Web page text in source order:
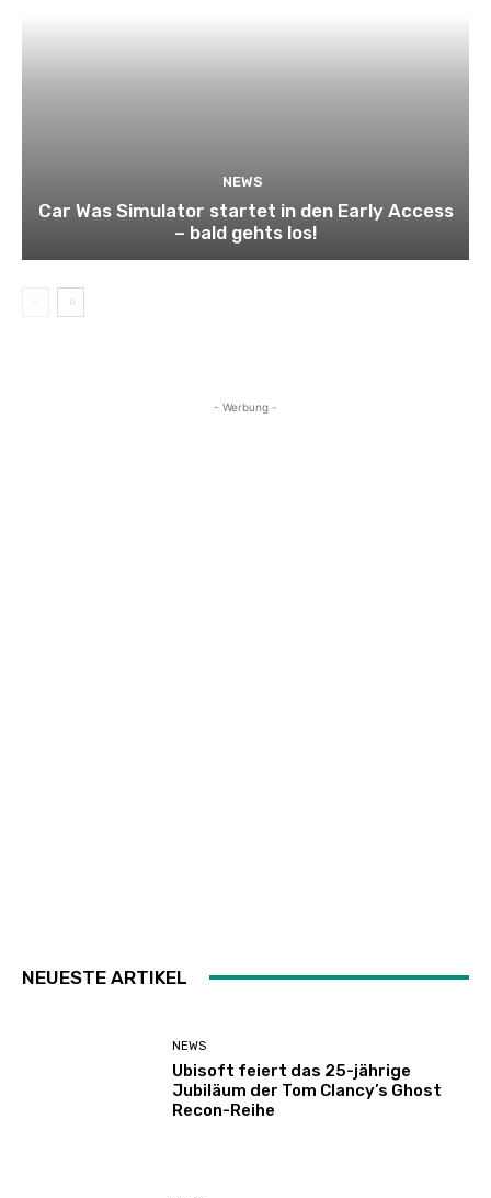
NEWS
Car Was Simulator startet in den Early Access
– bald gehts los!
- Werbung -
NEUESTE ARTIKEL
NEWS
Ubisoft feiert das 25-jährige
Jubiläum der Tom Clancy’s Ghost
Recon-Reihe